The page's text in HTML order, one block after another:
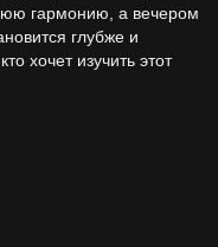
гармонию, а вечером
глубже и
хочет изучить этот